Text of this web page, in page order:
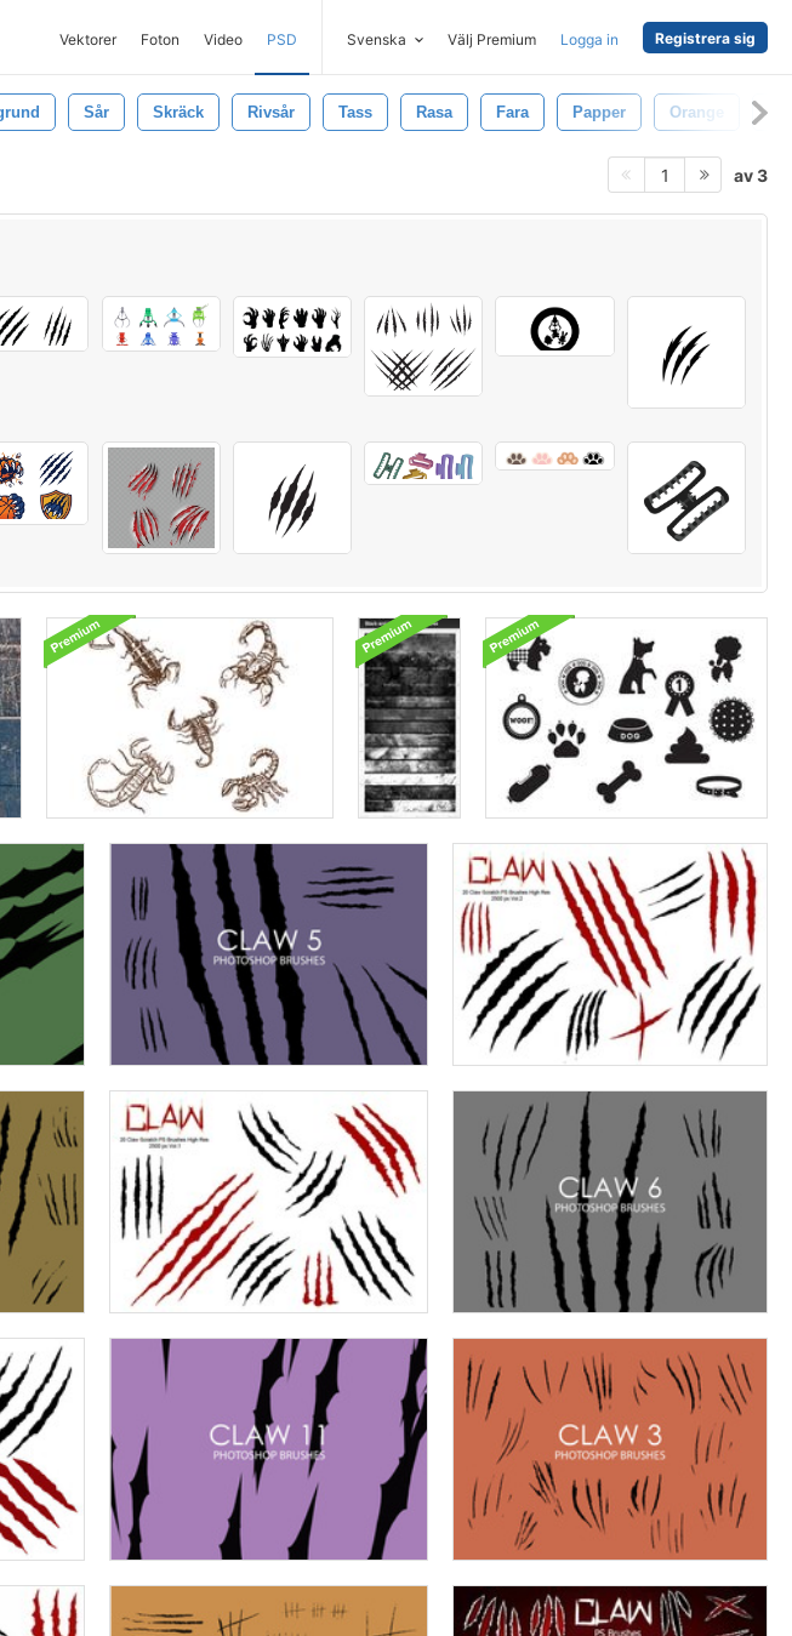
Vektorer Foton Video PSD Svenska Välj Premium Logga in Registrera sig
Sår Skräck Rivsår Tass Rasa Fara Papper Orange
1 av 3